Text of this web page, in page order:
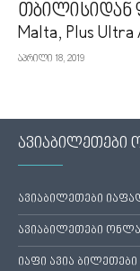
თბილისიდან
Malta, Plus
აპრილი 18, 2019
ავიაბილეთები
ავიაბილეთები
ავიაბილეთები
იაფი ავია ბილეთები